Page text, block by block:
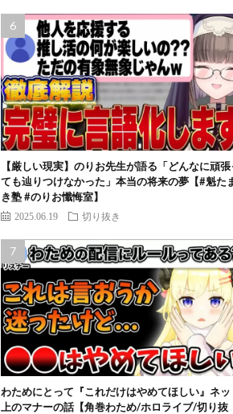
【厳しい現実】のりお先生が語る「どんなに頑張
ても辿りつけなかった」本当の将来の夢【#魁た
き塾 #のりお懺悔室】
2025.06.19 切り抜き
わためにとって『これだけはやめてほしい』ネッ
上のマナーの話【角巻わため/ホロライブ/切り抜